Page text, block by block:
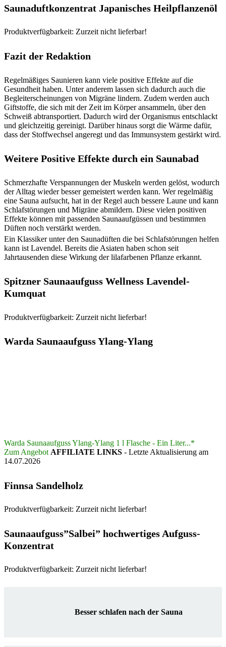
Saunaduftkonzentrat Japanisches Heilpflanzenöl
Produktverfügbarkeit: Zurzeit nicht lieferbar!
Fazit der Redaktion
Regelmäßiges Saunieren kann viele positive Effekte auf die
Gesundheit haben. Unter anderem lassen sich dadurch auch die
Begleiterscheinungen von Migräne lindern. Zudem werden auch
Giftstoffe, die sich mit der Zeit im Körper ansammeln, über den
Schweiß abtransportiert. Dadurch wird der Organismus entschlackt
und gleichzeitig gereinigt. Darüber hinaus sorgt die Wärme dafür,
dass der Stoffwechsel angeregt und das Immunsystem gestärkt wird.
Weitere Positive Effekte durch ein Saunabad
Schmerzhafte Verspannungen der Muskeln werden gelöst, wodurch
der Alltag wieder besser gemeistert werden kann. Wer regelmäßig
eine Sauna aufsucht, hat in der Regel auch bessere Laune und kann
Schlafstörungen und Migräne abmildern. Diese vielen positiven
Effekte können mit passenden Saunaaufgüssen und bestimmten
Düften noch verstärkt werden.
Ein Klassiker unter den Saunadüften die bei Schlafstörungen helfen
kann ist Lavendel. Bereits die Asiaten haben schon seit
Jahrtausenden diese Wirkung der lilafarbenen Pflanze erkannt.
Spitzner Saunaaufguss Wellness Lavendel-
Kumquat
Produktverfügbarkeit: Zurzeit nicht lieferbar!
Warda Saunaaufguss Ylang-Ylang
Warda Saunaaufguss Ylang-Ylang 1 l Flasche - Ein Liter...*
Zum Angebot AFFILIATE LINKS - Letzte Aktualisierung am
14.07.2026
Finnsa Sandelholz
Produktverfügbarkeit: Zurzeit nicht lieferbar!
Saunaaufguss”Salbei” hochwertiges Aufguss-
Konzentrat
Produktverfügbarkeit: Zurzeit nicht lieferbar!
Besser schlafen nach der Sauna